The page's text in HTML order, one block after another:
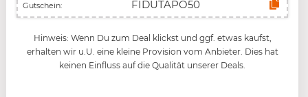
Gutschein:
Hinweis: Wenn Du zum Deal klickst und ggf. etwas kaufst,
erhalten wir u.U. eine kleine Provision vom Anbieter. Dies hat
keinen Einfluss auf die Qualität unserer Deals.